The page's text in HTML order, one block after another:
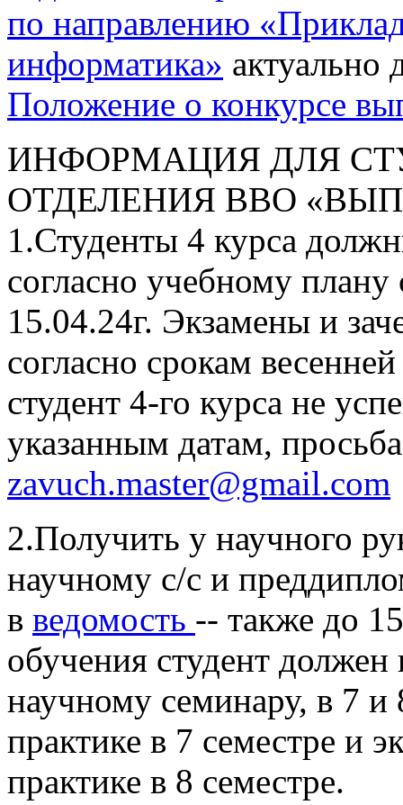
по направлению
информатика» актуально
Положение о конкурсе
ИНФОРМАЦИЯ ДЛЯ
ОТДЕЛЕНИЯ ВВО
1.Студенты 4 курса
согласно учебному
15.04.24г. Экзамены и
согласно срокам
студент 4-го курса не
указанным датам,
zavuch.master@gmail.com
2.Получить у научного
научному с/с и
в ведомость -- также до
обучения студент должен
научному семинару, в 7 и
практике в 7 семестре и
практике в 8 семестре.